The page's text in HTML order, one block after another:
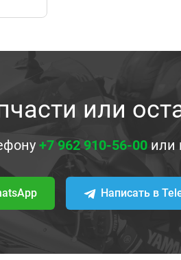
или
+7 962 910-56-00 или
Написать в